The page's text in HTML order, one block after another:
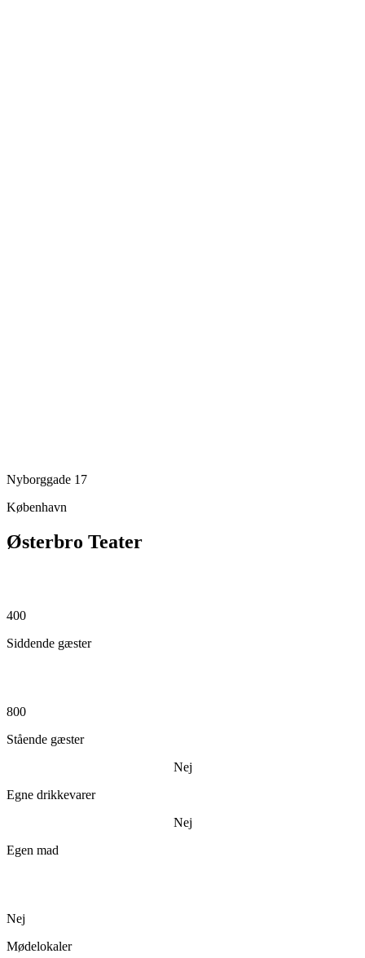
Nyborggade 17
København
Østerbro Teater
400
Siddende gæster
800
Stående gæster
Nej
Egne drikkevarer
Nej
Egen mad
Nej
Mødelokaler